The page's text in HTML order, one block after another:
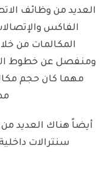
العديد من وظائف
المكالمات من
ومنفصل عن خطوط
مهما كان حجم
أيضاً هناك العديد
سنترالات